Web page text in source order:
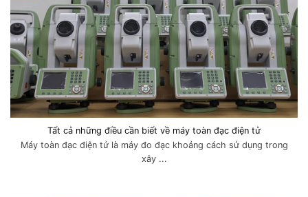
Tất cả những điều cần biết về máy toàn đạc điện tử
Máy toàn đạc điện tử là máy đo đạc khoảng cách sử dụng trong
xây ...